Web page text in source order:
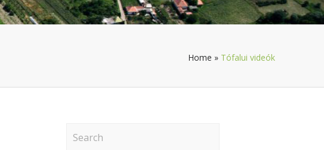
Home » Tófalui videók